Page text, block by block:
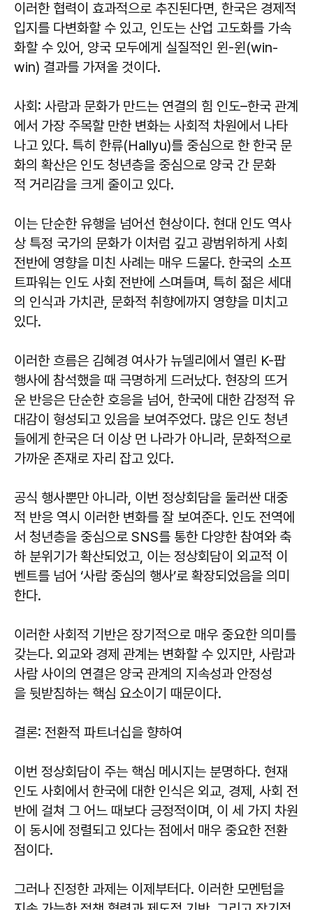
이러한 협력이 효과적으로 추진된다면, 한국은 경제적
입지를 다변화할 수 있고, 인도는 산업 고도화를 가속
화할 수 있어, 양국 모두에게 실질적인 윈-윈(win-
win) 결과를 가져올 것이다.
사회: 사람과 문화가 만드는 연결의 힘 인도–한국 관계
에서 가장 주목할 만한 변화는 사회적 차원에서 나타
나고 있다. 특히 한류(Hallyu)를 중심으로 한 한국 문
화의 확산은 인도 청년층을 중심으로 양국 간 문화
적 거리감을 크게 줄이고 있다.
이는 단순한 유행을 넘어선 현상이다. 현대 인도 역사
상 특정 국가의 문화가 이처럼 깊고 광범위하게 사회
전반에 영향을 미친 사례는 매우 드물다. 한국의 소프
트파워는 인도 사회 전반에 스며들며, 특히 젊은 세대
의 인식과 가치관, 문화적 취향에까지 영향을 미치고
있다.
이러한 흐름은 김혜경 여사가 뉴델리에서 열린 K-팝
행사에 참석했을 때 극명하게 드러났다. 현장의 뜨거
운 반응은 단순한 호응을 넘어, 한국에 대한 감정적 유
대감이 형성되고 있음을 보여주었다. 많은 인도 청년
들에게 한국은 더 이상 먼 나라가 아니라, 문화적으로
가까운 존재로 자리 잡고 있다.
공식 행사뿐만 아니라, 이번 정상회담을 둘러싼 대중
적 반응 역시 이러한 변화를 잘 보여준다. 인도 전역에
서 청년층을 중심으로 SNS를 통한 다양한 참여와 축
하 분위기가 확산되었고, 이는 정상회담이 외교적 이
벤트를 넘어 ‘사람 중심의 행사’로 확장되었음을 의미
한다.
이러한 사회적 기반은 장기적으로 매우 중요한 의미를
갖는다. 외교와 경제 관계는 변화할 수 있지만, 사람과
사람 사이의 연결은 양국 관계의 지속성과 안정성
을 뒷받침하는 핵심 요소이기 때문이다.
결론: 전환적 파트너십을 향하여
이번 정상회담이 주는 핵심 메시지는 분명하다. 현재
인도 사회에서 한국에 대한 인식은 외교, 경제, 사회 전
반에 걸쳐 그 어느 때보다 긍정적이며, 이 세 가지 차원
이 동시에 정렬되고 있다는 점에서 매우 중요한 전환
점이다.
그러나 진정한 과제는 이제부터다. 이러한 모멘텀을